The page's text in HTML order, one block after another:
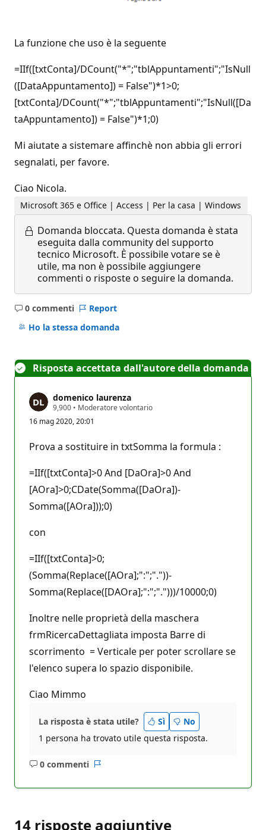
La funzione che uso è la seguente
=IIf([txtConta]/DCount("*";"tblAppuntamenti";"IsNull
([DataAppuntamento]) = False")*1>0;
[txtConta]/DCount("*";"tblAppuntamenti";"IsNull([Da
taAppuntamento]) = False")*1;0)
Mi aiutate a sistemare affinchè non abbia gli errori
segnalati, per favore.
Ciao Nicola.
Microsoft 365 e Office | Access | Per la casa | Windows
Domanda bloccata. Questa domanda è stata
eseguita dalla community del supporto
tecnico Microsoft. È possibile votare se è
utile, ma non è possibile aggiungere
commenti o risposte o seguire la domanda.
0 commenti
Nessun
commento
Report
Ho la stessa domanda
Risposta accettata dall'autore della domanda
domenico laurenza
9,900 P
n
i
d
r
e
p
u
t
e
• Moderatore volontario
16 mag 2020, 20:01
Prova a sostituire in txtSomma la formula :
=IIf([txtConta]>0 And [DaOra]>0 And
[AOra]>0;CDate(Somma([DaOra])-
Somma([AOra]));0)
con
=IIf([txtConta]>0;
(Somma(Replace([AOra];":";"."))-
Somma(Replace([DAOra];":";".")))/10000;0)
Inoltre nelle proprietà della maschera
frmRicercaDettagliata imposta Barre di
scorrimento = Verticale per poter scrollare se
l'elenco supera lo spazio disponibile.
Ciao Mimmo
La risposta è stata utile? Sì
No
1 persona ha trovato utile questa risposta.
0 commenti
Nessun
14 risposte aggiuntive